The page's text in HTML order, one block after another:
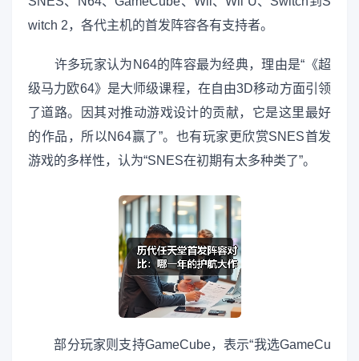
witch 2，各代主机的首发阵容各有支持者。
许多玩家认为N64的阵容最为经典，理由是“《超
级马力欧64》是大师级课程，在自由3D移动方面引领
了道路。因其对推动游戏设计的贡献，它是这里最好
的作品，所以N64赢了”。也有玩家更欣赏SNES首发
游戏的多样性，认为“SNES在初期有太多种类了”。
部分玩家则支持GameCube，表示“我选GameCu